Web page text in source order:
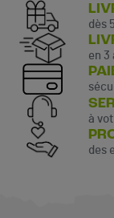
dès
en
à
des